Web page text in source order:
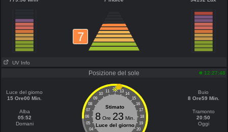
7
UV Info
Posizione del sole 12:27:48
Luce del giorno
15 Ore00 Min.
Alba
05:52
Domani
11 13
10
14
09
15
08
16
07
17
06
18
05
19
04
20
Stimato
8Ore 23Min.
Luce del giorno
Buio
8 Ore59 Min.
Tramonto
20:50
Oggi